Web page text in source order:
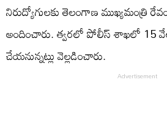
నిరుద్యోగులకు తెలంగాణ ముఖ్యమంత్రి
అందించారు. త్వరలో పోలీస్ శాఖలో 15
చేయనున్నట్లు వెల్లడించారు.